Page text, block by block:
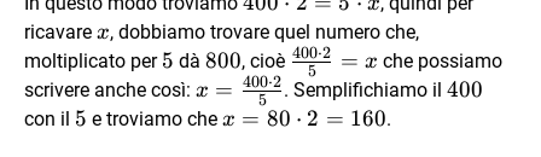
: x
\cdot
2 = 5
\cdot
x
ricavare x
x, dobbiamo trovare quel numero che,
moltiplicato per 5
5 dà 800
800, cioè \frac{400
\cdot 2}
{5} = x
5
400⋅2 = x che possiamo
scrivere anche così: x =
\frac{400
x = 5
400⋅2. Semplifichiamo il400
400
con il 5
5 e troviamo che x =
x = 80 ⋅ 2 = 160.